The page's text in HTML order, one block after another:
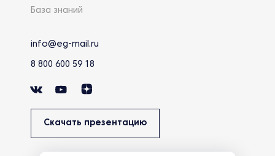
База знаний
info@eg-mail.ru
8 800 600 59 18
Скачать презентацию